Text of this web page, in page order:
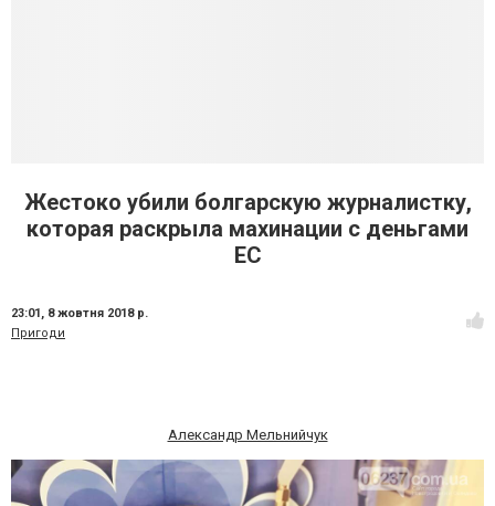
Жестоко убили болгарскую журналистку,
которая раскрыла махинации с деньгами
ЕС
23:01, 8 жовтня 2018 р.
Пригоди
Александр Мельнийчук